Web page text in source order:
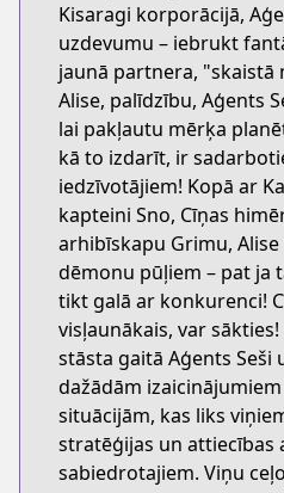
Kisaragi korporācijā,
uzdevumu – iebrukt
jaunā partnera, "skaistā
Alise, palīdzību, Aģents
lai pakļautu mērķa
kā to izdarīt, ir
iedzīvotājiem! Kopā ar
kapteini Sno, Cīņas
arhibīskapu Grimu,
dēmonu pūļiem – pat ja
tikt galā ar konkurenci!
visļaunākais, var
stāsta gaitā Aģents Seši
dažādām
situācijām, kas liks
stratēģijas un attiecības
sabiedrotajiem. Viņu